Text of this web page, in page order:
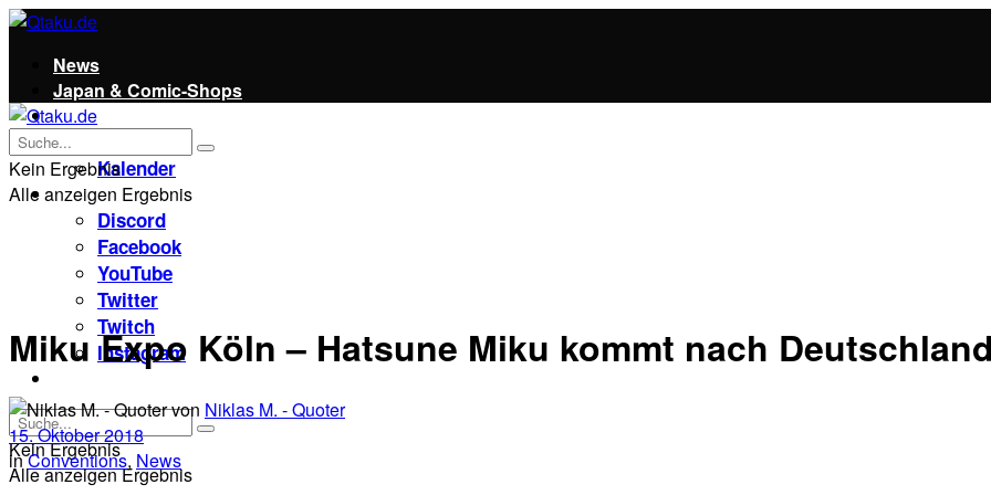
News
Japan & Comic-Shops
Qtaku
Kalender
Social
Discord
Facebook
YouTube
Twitter
Twitch
Instagram
Kein Ergebnis
Alle anzeigen Ergebnis
Kein Ergebnis
Alle anzeigen Ergebnis
Miku Expo Köln – Hatsune Miku kommt nach
von Niklas M. - Quoter
15. Oktober 2018
inConventions, News